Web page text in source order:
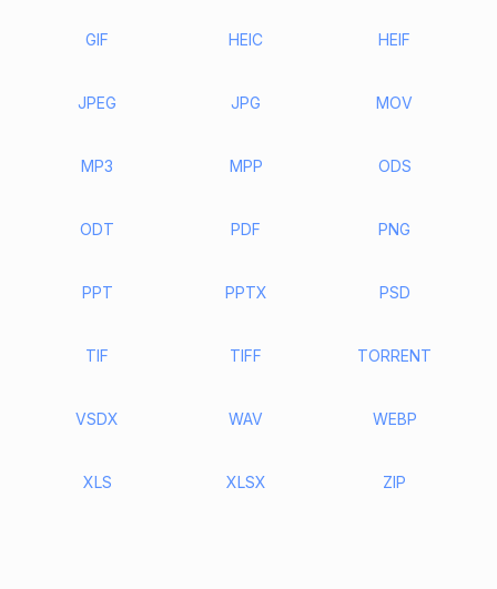
GIF HEIC HEIF
JPEG JPG MOV
MP3 MPP ODS
ODT PDF PNG
PPT PPTX PSD
TIF TIFF TORRENT
VSDX WAV WEBP
XLS XLSX ZIP